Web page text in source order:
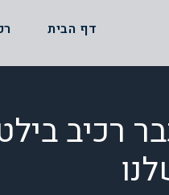
דף הבית
רכיב